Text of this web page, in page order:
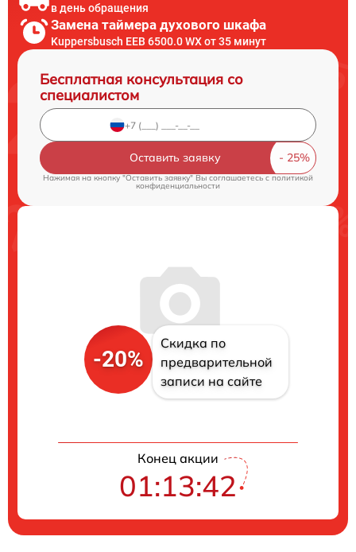
в день обращения
Замена таймера духового шкафа
Kuppersbusch EEB 6500.0 WX от 35 минут
Бесплатная консультация со
специалистом
Оставить заявку
Нажимая на кнопку "Оставить заявку" Вы соглашаетесь c политикой
конфиденциальности
-20%
Скидка по
предварительной
записи на сайте
Конец акции
01:13:41